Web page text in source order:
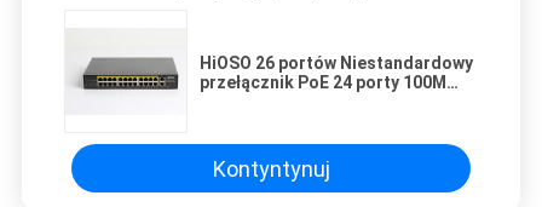
HiOSO 26 portów Niestandardowy
przełącznik PoE 24 porty 100M
Kontyntynuj